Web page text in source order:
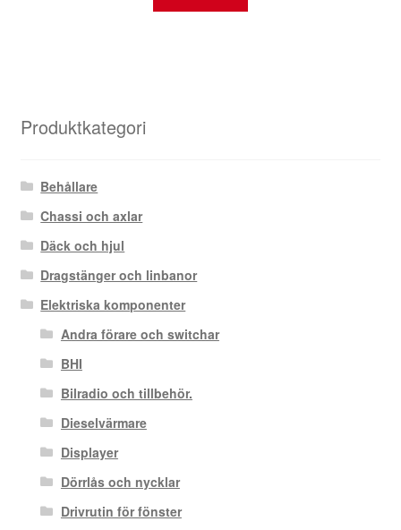
Produktkategori
Behållare
Chassi och axlar
Däck och hjul
Dragstänger och linbanor
Elektriska komponenter
Andra förare och switchar
BHI
Bilradio och tillbehör.
Dieselvärmare
Displayer
Dörrlås och nycklar
Drivrutin för fönster